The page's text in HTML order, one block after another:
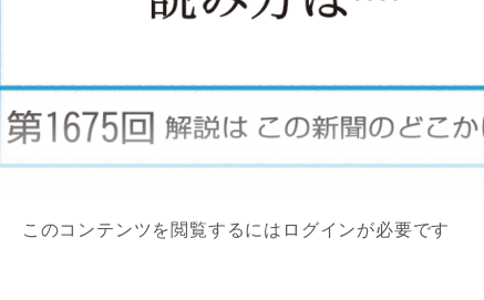
このコンテンツを閲覧するにはログインが必要です